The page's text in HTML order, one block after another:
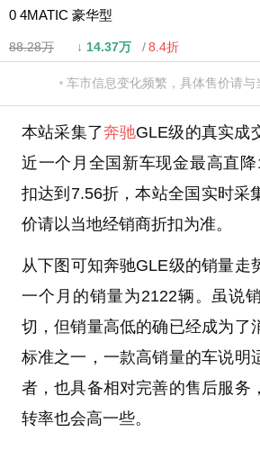
0 4MATIC 豪华型
88.28万 ↓ 14.37万 8.4折
车市信息变化频繁，具体售价请与
本站采集了奔驰GLE级的真实成
近一个月全国新车现金最高直
扣达到7.56折，本站全国实时采
价请以当地经销商折扣为准。
从下图可知奔驰GLE级的销量走
一个月的销量为2122辆。虽说
切，但销量高低的确已经成为了
标准之一，一款高销量的车说明
者，也具备相对完善的售后服务
转率也会高一些。